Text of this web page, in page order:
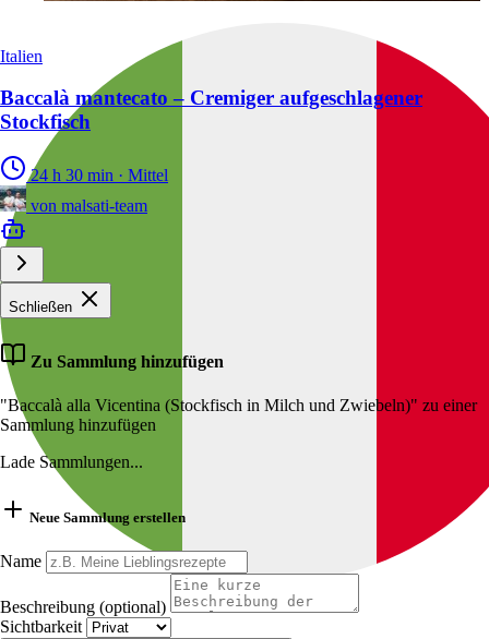
Italien
Baccalà mantecato – Cremiger aufgeschlagener
Stockfisch
24 h 30 min · Mittel
von malsati-team
Schließen
Zu Sammlung hinzufügen
"Baccalà alla Vicentina (Stockfisch in Milch und Zwiebeln)" zu einer
Sammlung hinzufügen
Lade Sammlungen...
Neue Sammlung erstellen
Name
Beschreibung (optional)
Sichtbarkeit